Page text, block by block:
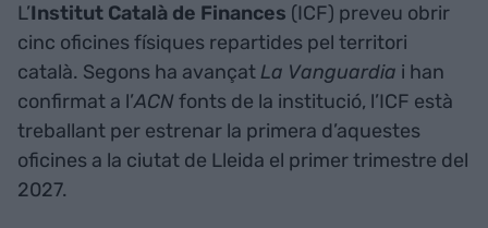
L’Institut Català de Finances (ICF) preveu obrir
cinc oficines físiques repartides pel territori
català. Segons ha avançatLa Vanguardia i han
confirmat a l’ACN fonts de la institució, l’ICF està
treballant per estrenar la primera d’aquestes
oficines a la ciutat de Lleida el primer trimestre del
2027.